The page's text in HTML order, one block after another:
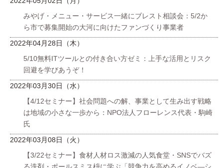
みやげ・メニュー・サービス一緒にブレスト相談会：5/2か
ら市で募集開始の大河に向けたファンづくり事業者
2022年04月28日（木）
5/10無料ITツールとの付き合い方ゼミ：上手な活用とリスク
回避を学びあうぞ！
2022年03月30日（水）
【4/12セミナー】社会問題への解、事業として生み出す戦略
は地域の小さな一歩から：NPO法人フローレンス代表・駒崎
氏
2022年03月08日（火）
【3/22セミナー】食材人材ロス激減の人気食堂・SNSでバズ